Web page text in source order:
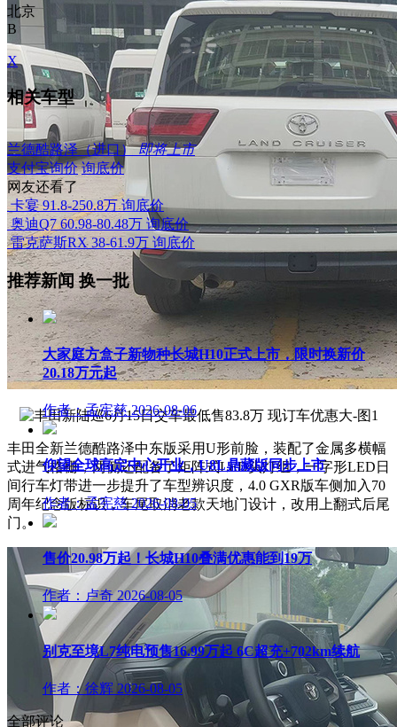
丰田全新兰德酷路泽中东版采用U形前脸，装配了金属多横幅
式进气格栅，两侧还配备了矩阵式LED头灯组，一字形LED日
间行车灯带进一步提升了车型辨识度，4.0 GXR版车侧加入70
周年纪念版标识，车尾取消老款天地门设计，改用上翻式后尾
门。
北京
B
X
相关车型
兰德酷路泽（进口） 即将上市
支付宝询价 询底价
网友还看了
卡宴 91.8-250.8万 询底价
奥迪Q7 60.98-80.48万 询底价
雷克萨斯RX 38-61.9万 询底价
推荐新闻换一批
大家庭方盒子新物种长城H10正式上市，限时换新价
20.18万元起
作者：孟宪慈 2026-08-06
仰望全球高定中心开业，U8L鼎藏版同步上市
作者：孟宪慈 2026-08-05
售价20.98万起！长城H10叠满优惠能到19万
作者：卢奇 2026-08-05
别克至境L7纯电预售16.99万起 6C超充+702km续航
作者：徐辉 2026-08-05
全部评论